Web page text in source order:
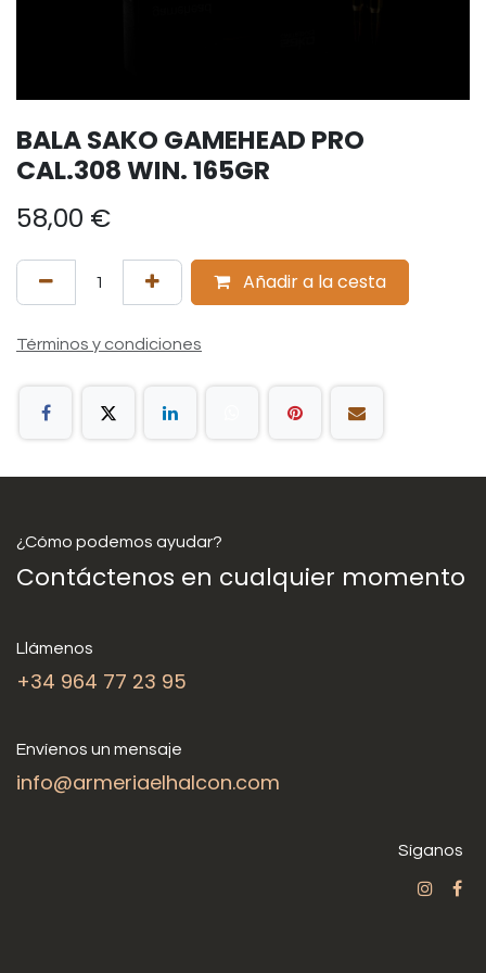
BALA SAKO GAMEHEAD PRO
CAL.308 WIN. 165GR
58,00 €
Añadir a la cesta
Términos y condiciones
¿Cómo podemos ayudar?
Contáctenos en cualquier momento
Llámenos
+34 964 77 23 95
Envíenos un mensaje
info@armeriaelhalcon.com
Síganos